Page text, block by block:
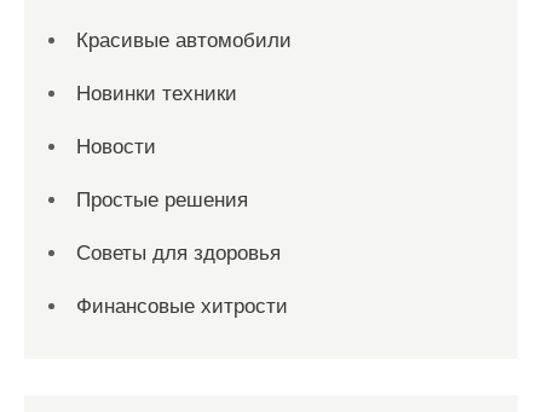
Красивые автомобили
Новинки техники
Новости
Простые решения
Советы для здоровья
Финансовые хитрости